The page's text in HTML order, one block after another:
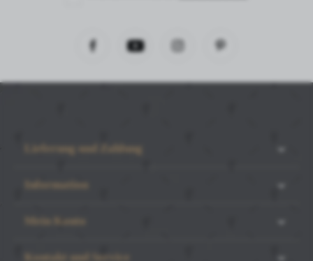
Lieferung und Zahlung
Information
Mein Konto
Kontakt und Service